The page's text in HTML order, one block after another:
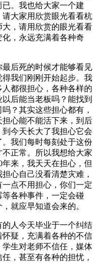
。我也给大家一个建
大家用欣赏眼光看看杭
，请用欣赏的眼光看看
，永远充满着各种奇
后死的时候才能够看见
我们刚刚开始起步。我
都很担心，各种各样的
后能当老板吗？能找到
？其实这些担心都有，
心能不能活下来，到后
今天长大了我担心它会
我们每时每刻处于这份
正常。所以我想给大家
来，我天天在担心，但
心自己没看清楚灾难，
点不用担心，你们一定
各种事件，一定会碰
就应早知道会来的。
人今天毕业于一个纠结
疑，充满着各种的不信
生对老师不信任，媒体
，甚至有各种的担忧，